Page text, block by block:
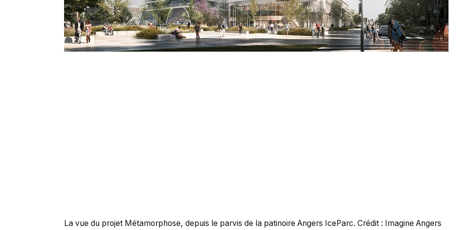
La vue du projet Métamorphose, depuis le parvis de la patinoire Angers IceParc. Crédit : Imagine Angers